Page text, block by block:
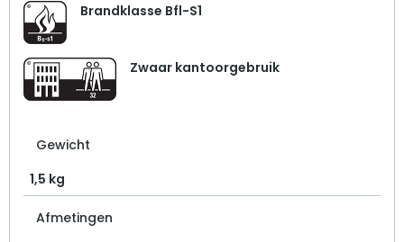
Brandklasse Bfl-S1
Zwaar kantoorgebruik
Gewicht
1,5 kg
Afmetingen